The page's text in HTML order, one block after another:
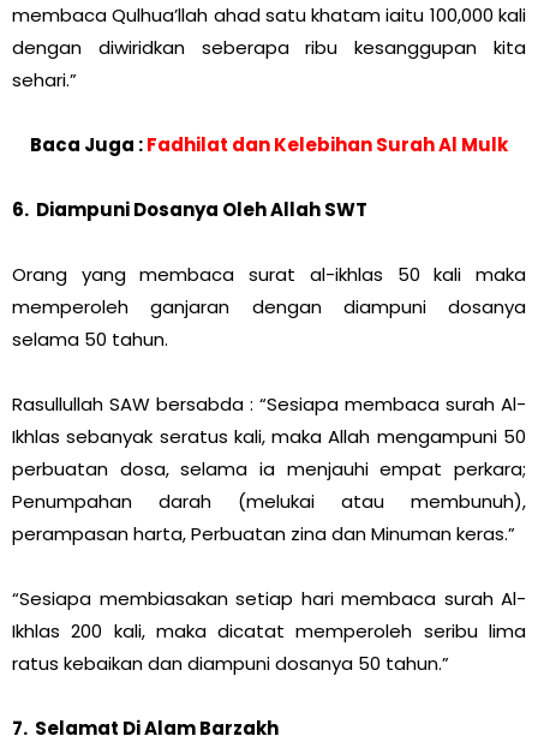
membaca Qulhua’llah ahad satu khatam iaitu 100,000 kali
dengan diwiridkan seberapa ribu kesanggupan kita
sehari.”
Baca Juga :Fadhilat dan Kelebihan Surah Al Mulk
6. Diampuni Dosanya Oleh Allah SWT
Orang yang membaca surat al-ikhlas 50 kali maka
memperoleh ganjaran dengan diampuni dosanya
selama 50 tahun.
Rasullullah SAW bersabda : “Sesiapa membaca surah Al-
Ikhlas sebanyak seratus kali, maka Allah mengampuni 50
perbuatan dosa, selama ia menjauhi empat perkara;
Penumpahan darah (melukai atau membunuh),
perampasan harta, Perbuatan zina dan Minuman keras.”
“Sesiapa membiasakan setiap hari membaca surah Al-
Ikhlas 200 kali, maka dicatat memperoleh seribu lima
ratus kebaikan dan diampuni dosanya 50 tahun.”
7. Selamat Di Alam Barzakh